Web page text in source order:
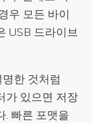
우 모든 바이
USB 드라이브
한 것처럼
가 있으면 저장
. 빠른 포맷을